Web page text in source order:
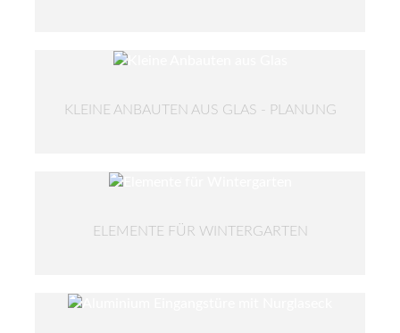
KLEINE ANBAUTEN AUS GLAS - PLANUNG
ELEMENTE FÜR WINTERGARTEN